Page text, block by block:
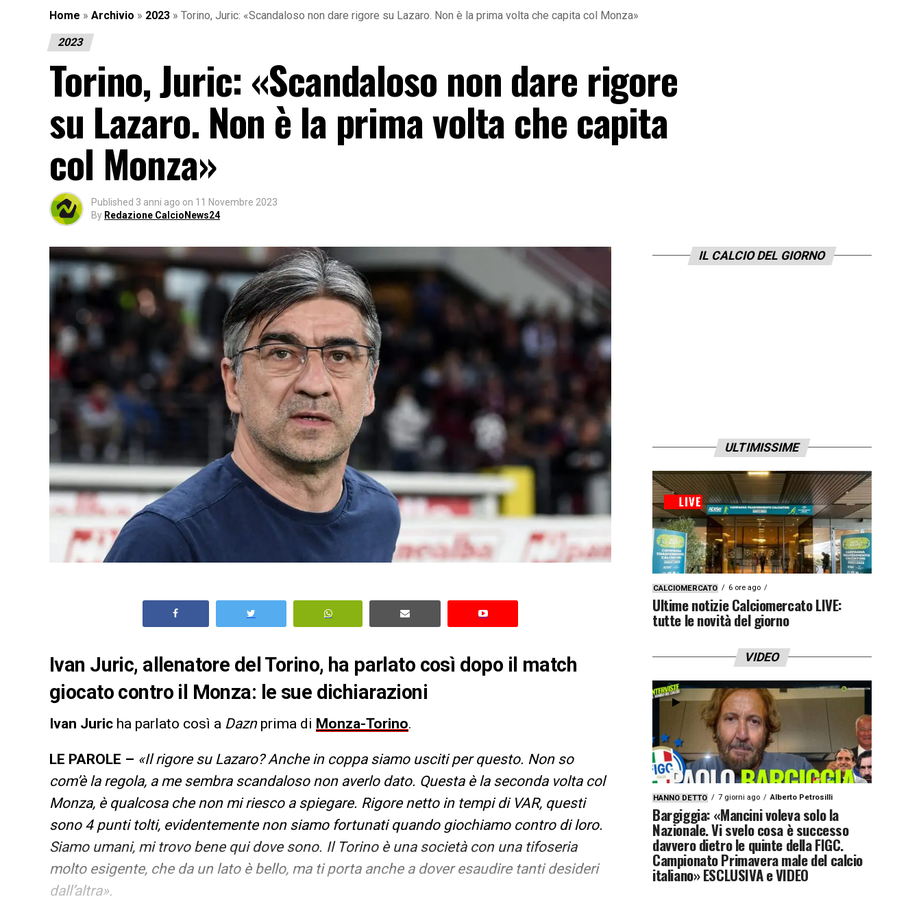
Home » Archivio » 2023 » Torino, Juric: «Scandaloso non dare rigore su Lazaro. Non è la prima volta che capita col Monza»
2023
Torino, Juric: «Scandaloso non dare rigore
su Lazaro. Non è la prima volta che capita
col Monza»
Published 3 anni ago on 11 Novembre 2023
By Redazione CalcioNews24
Ivan Juric, allenatore del Torino, ha parlato così dopo il match
giocato contro il Monza: le sue dichiarazioni
Ivan Juric ha parlato così a Daznprima di Monza-Torino.
LE PAROLE – «Il rigore su Lazaro? Anche in coppa siamo usciti per questo. Non so
com’è la regola, a me sembra scandaloso non averlo dato. Questa è la seconda volta col
Monza, è qualcosa che non mi riesco a spiegare. Rigore netto in tempi di VAR, questi
sono 4 punti tolti, evidentemente non siamo fortunati quando giochiamo contro di loro.
Siamo umani, mi trovo bene qui dove sono. Il Torino è una società con una tifoseria
molto esigente, che da un lato è bello, ma ti porta anche a dover esaudire tanti desideri
dall’altra».
IL CALCIO DEL GIORNO
ULTIMISSIME
CALCIOMERCATO 6 ore ago
Ultime notizie Calciomercato LIVE:
tutte le novità del giorno
VIDEO
HANNO DETTO 7 giorni ago Alberto Petrosilli
Bargiggia: «Mancini voleva solo la
Nazionale. Vi svelo cosa è successo
davvero dietro le quinte della FIGC.
Campionato Primavera male del calcio
italiano» ESCLUSIVA e VIDEO